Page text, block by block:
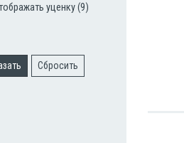
уценку (9)
Сбросить